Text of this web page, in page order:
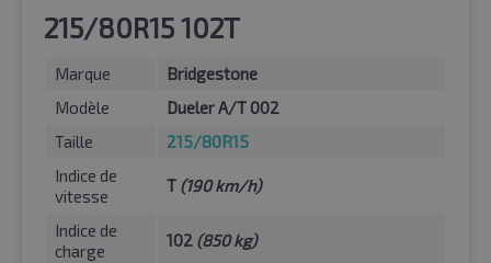
215/80R15 102T
Marque
Bridgestone
Modèle
Dueler A/T 002
Taille
215/80R15
Indice de
vitesse
T (190 km/h)
Indice de
charge
102 (850 kg)